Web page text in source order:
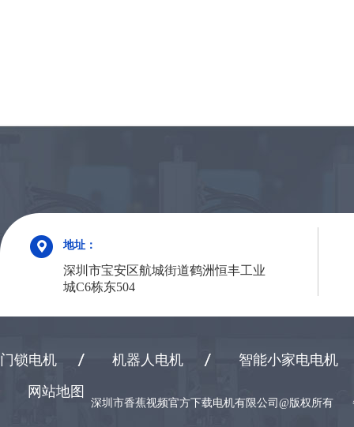
地址：
深圳市宝安区航城街道鹤洲恒丰工业
城C6栋东504
门锁电机 机器人电机
智能小家电电机
网站地图
深圳市香蕉视频官方下载电机有限公司@版权所有